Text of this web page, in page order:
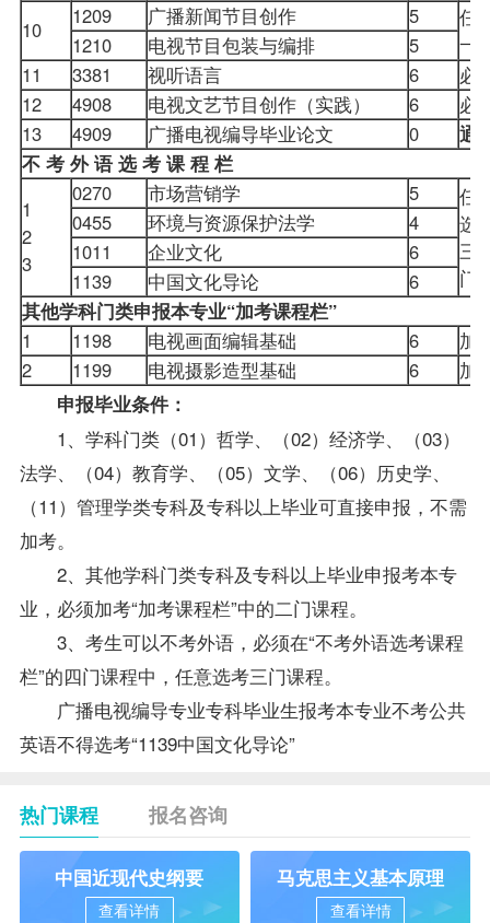
10
1209 广播新闻节目创作 5
任
1210 电视节目包装与编排
5
11
3381 视听语言 6
12
4908 电视文艺节目创作（实践） 6
13
4909 广播电视编导毕业论文 0
通
不 考 外 语 选 考 课 程 栏
1
2
3
0270 市场营销学 5
任
选
三
0455 环境与资源保护法学
4
1011
企业文化
6
1139
中国文化导论
6
其他学科门类申报本专业“加考课程栏”
1
1198 电视画面编辑基础 6
2
1199 电视摄影造型基础 6
申报毕业条件：
1、学科门类（01）哲学、（02）经济学、（03）
法学、（04）教育学、（05）文学、（06）历史学、
（11）管理学类专科及专科以上毕业可直接申报，不需
加考。
2、其他学科门类专科及专科以上毕业申报考本专
业，必须加考“加考课程栏”中的二门课程。
3、考生可以不考外语，必须在“不考外语选考课程
栏”的四门课程中，任意选考三门课程。
广播电视编导专业专科毕业生报考本专业不考公共
英语不得选考“1139中国文化导论”
热门课程 报名咨询
中国近现代史纲要
查看详情
马克思主义基本原理
查看详情